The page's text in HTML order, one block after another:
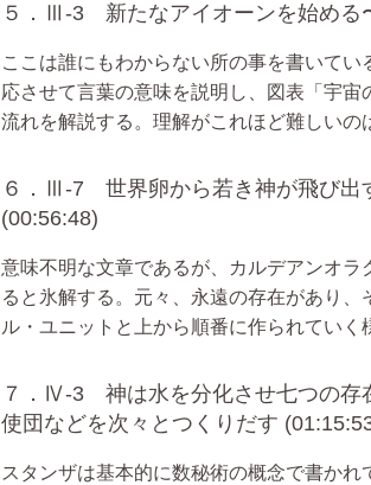
５．Ⅲ-3 新たなアイオーンを始める
ここは誰にもわからない所の事を書いて
応させて言葉の意味を説明し、図表「宇
流れを解説する。理解がこれほど難しいの
６．Ⅲ-7 世界卵から若き神が飛び出
(00:56:48)
意味不明な文章であるが、カルデアンオ
ると氷解する。元々、永遠の存在があり
ル・ユニットと上から順番に作られていく
７．Ⅳ-3 神は水を分化させ七つの存
使団などを次々とつくりだす
スタンザは基本的に数秘術の概念で書か